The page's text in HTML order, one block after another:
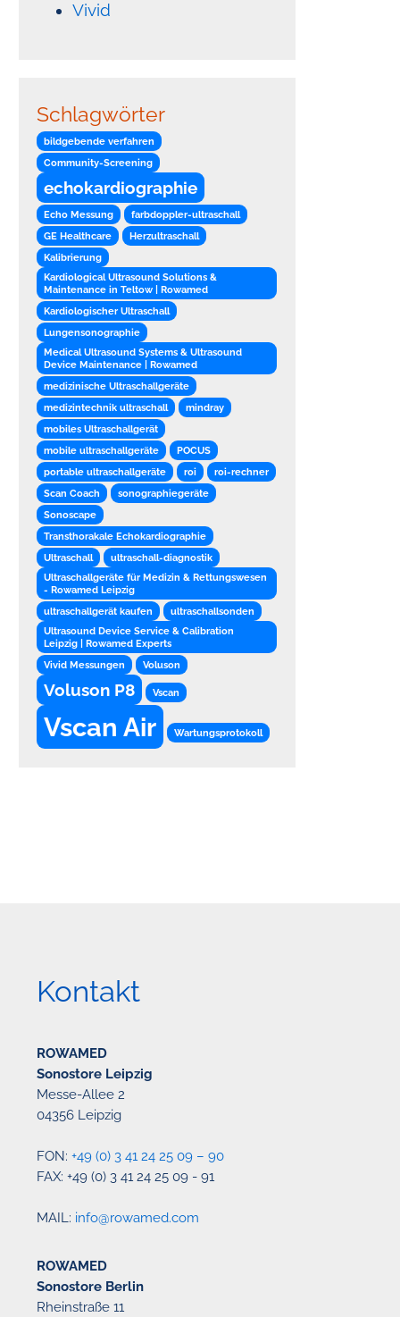
Vivid
Schlagwörter
bildgebende verfahren
Community-Screening
echokardiographie
Echo Messung
farbdoppler-ultraschall
GE Healthcare
Herzultraschall
Kalibrierung
Kardiological Ultrasound Solutions &
Maintenance in Teltow | Rowamed
Kardiologischer Ultraschall
Lungensonographie
Medical Ultrasound Systems & Ultrasound
Device Maintenance | Rowamed
medizinische Ultraschallgeräte
medizintechnik ultraschall
mindray
mobiles Ultraschallgerät
mobile ultraschallgeräte
POCUS
portable ultraschallgeräte
roi
roi-rechner
Scan Coach
sonographiegeräte
Sonoscape
Transthorakale Echokardiographie
Ultraschall
ultraschall-diagnostik
Ultraschallgeräte für Medizin & Rettungswesen
- Rowamed Leipzig
ultraschallgerät kaufen
ultraschallsonden
Ultrasound Device Service & Calibration
Leipzig | Rowamed Experts
Vivid Messungen
Voluson
Voluson P8 Vscan
Vscan Air Wartungsprotokoll
Kontakt
ROWAMED
Sonostore Leipzig
Messe-Allee 2
04356 Leipzig
FON:+49 (0) 3 41 24 25 09 – 90
FAX: +49 (0) 3 41 24 25 09 - 91
MAIL: info@rowamed.com
ROWAMED
Sonostore Berlin
Rheinstraße 11